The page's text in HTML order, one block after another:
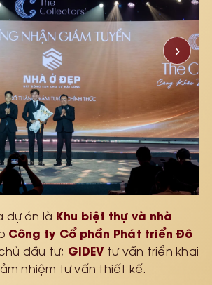
›
dự án là Khu biệt thự và nhà
Công ty Cổ phần Phát triển Đô
đầu tư; GIDEV tư vấn triển khai
nhiệm tư vấn thiết kế.